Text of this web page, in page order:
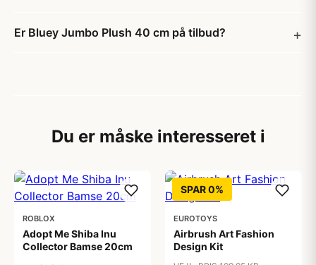
Er Bluey Jumbo Plush 40 cm på tilbud?
Du er måske interesseret i
ROBLOX
Adopt Me Shiba Inu
Collector Bamse 20cm
SPAR 0%
EUROTOYS
Airbrush Art Fashion
Design Kit